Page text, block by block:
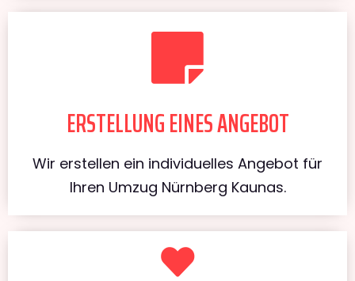
ERSTELLUNG EINES ANGEBOT
Wir erstellen ein individuelles Angebot für
Ihren Umzug Nürnberg Kaunas.